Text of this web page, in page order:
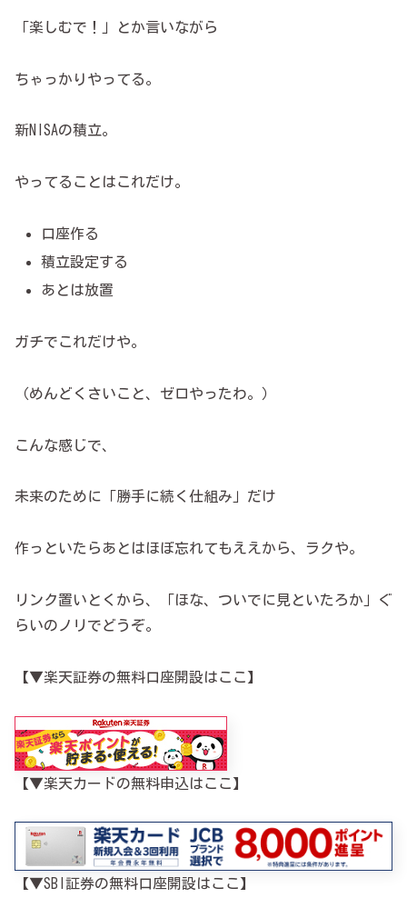
「楽しむで！」とか言いながら
ちゃっかりやってる。
新NISAの積立。
やってることはこれだけ。
口座作る
積立設定する
あとは放置
ガチでこれだけや。
（めんどくさいこと、ゼロやったわ。）
こんな感じで、
未来のために「勝手に続く仕組み」だけ
作っといたらあとはほぼ忘れてもええから、ラクや。
リンク置いとくから、「ほな、ついでに見といたろか」ぐ
らいのノリでどうぞ。
【▼楽天証券の無料口座開設はここ】
【▼楽天カードの無料申込はここ】
【▼SBI証券の無料口座開設はここ】